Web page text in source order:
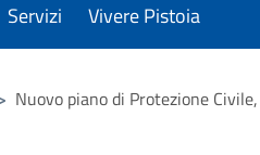
Servizi Vivere Pistoia
Nuovo piano di Protezione